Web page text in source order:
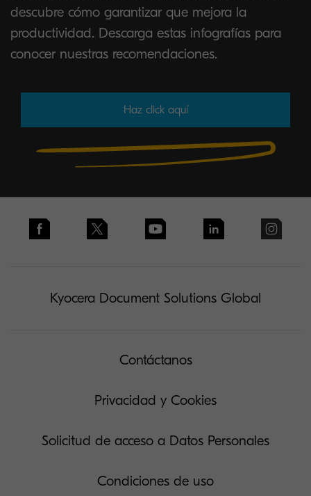
descubre cómo garantizar que mejora la
productividad. Descarga estas infografías para
conocer nuestras recomendaciones.
Haz click aquí
Kyocera Document Solutions Global
Contáctanos
Privacidad y Cookies
Solicitud de acceso a Datos Personales
Condiciones de uso